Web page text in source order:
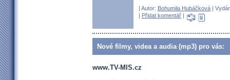
| Autor: Bohumila Hubáčková |
| Přidat komentář |
Nové filmy, videa a audia (mp3) pro vás:
www.TV-MIS.cz